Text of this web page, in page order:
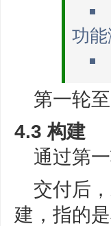
功
第一轮
4.3 构建
通过第
交付后
建，指的